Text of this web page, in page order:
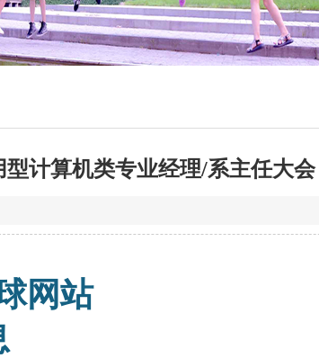
型计算机类专业经理/系主任大会
网站